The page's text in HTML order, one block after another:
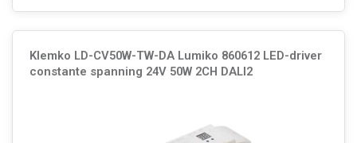
Klemko LD-CV50W-TW-DA Lumiko 860612 LED-driver
constante spanning 24V 50W 2CH DALI2